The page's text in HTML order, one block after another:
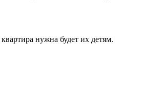
нужна будет их детям.